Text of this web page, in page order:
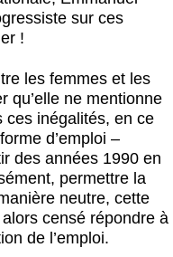
sur ces
!
les femmes et les
qu’elle ne mentionne
ces inégalités, en ce
d’emploi –
des années 1990 en
permettre la
neutre, cette
censé répondre à
de l’emploi.